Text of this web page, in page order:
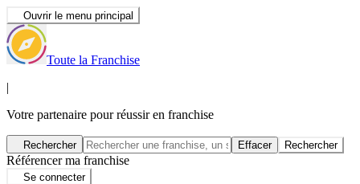
Ouvrir le menu principal
Toute la Franchise
|
Votre partenaire pour réussir en franchise
Rechercher Effacer Rechercher
Référencer ma franchise
Se connecter